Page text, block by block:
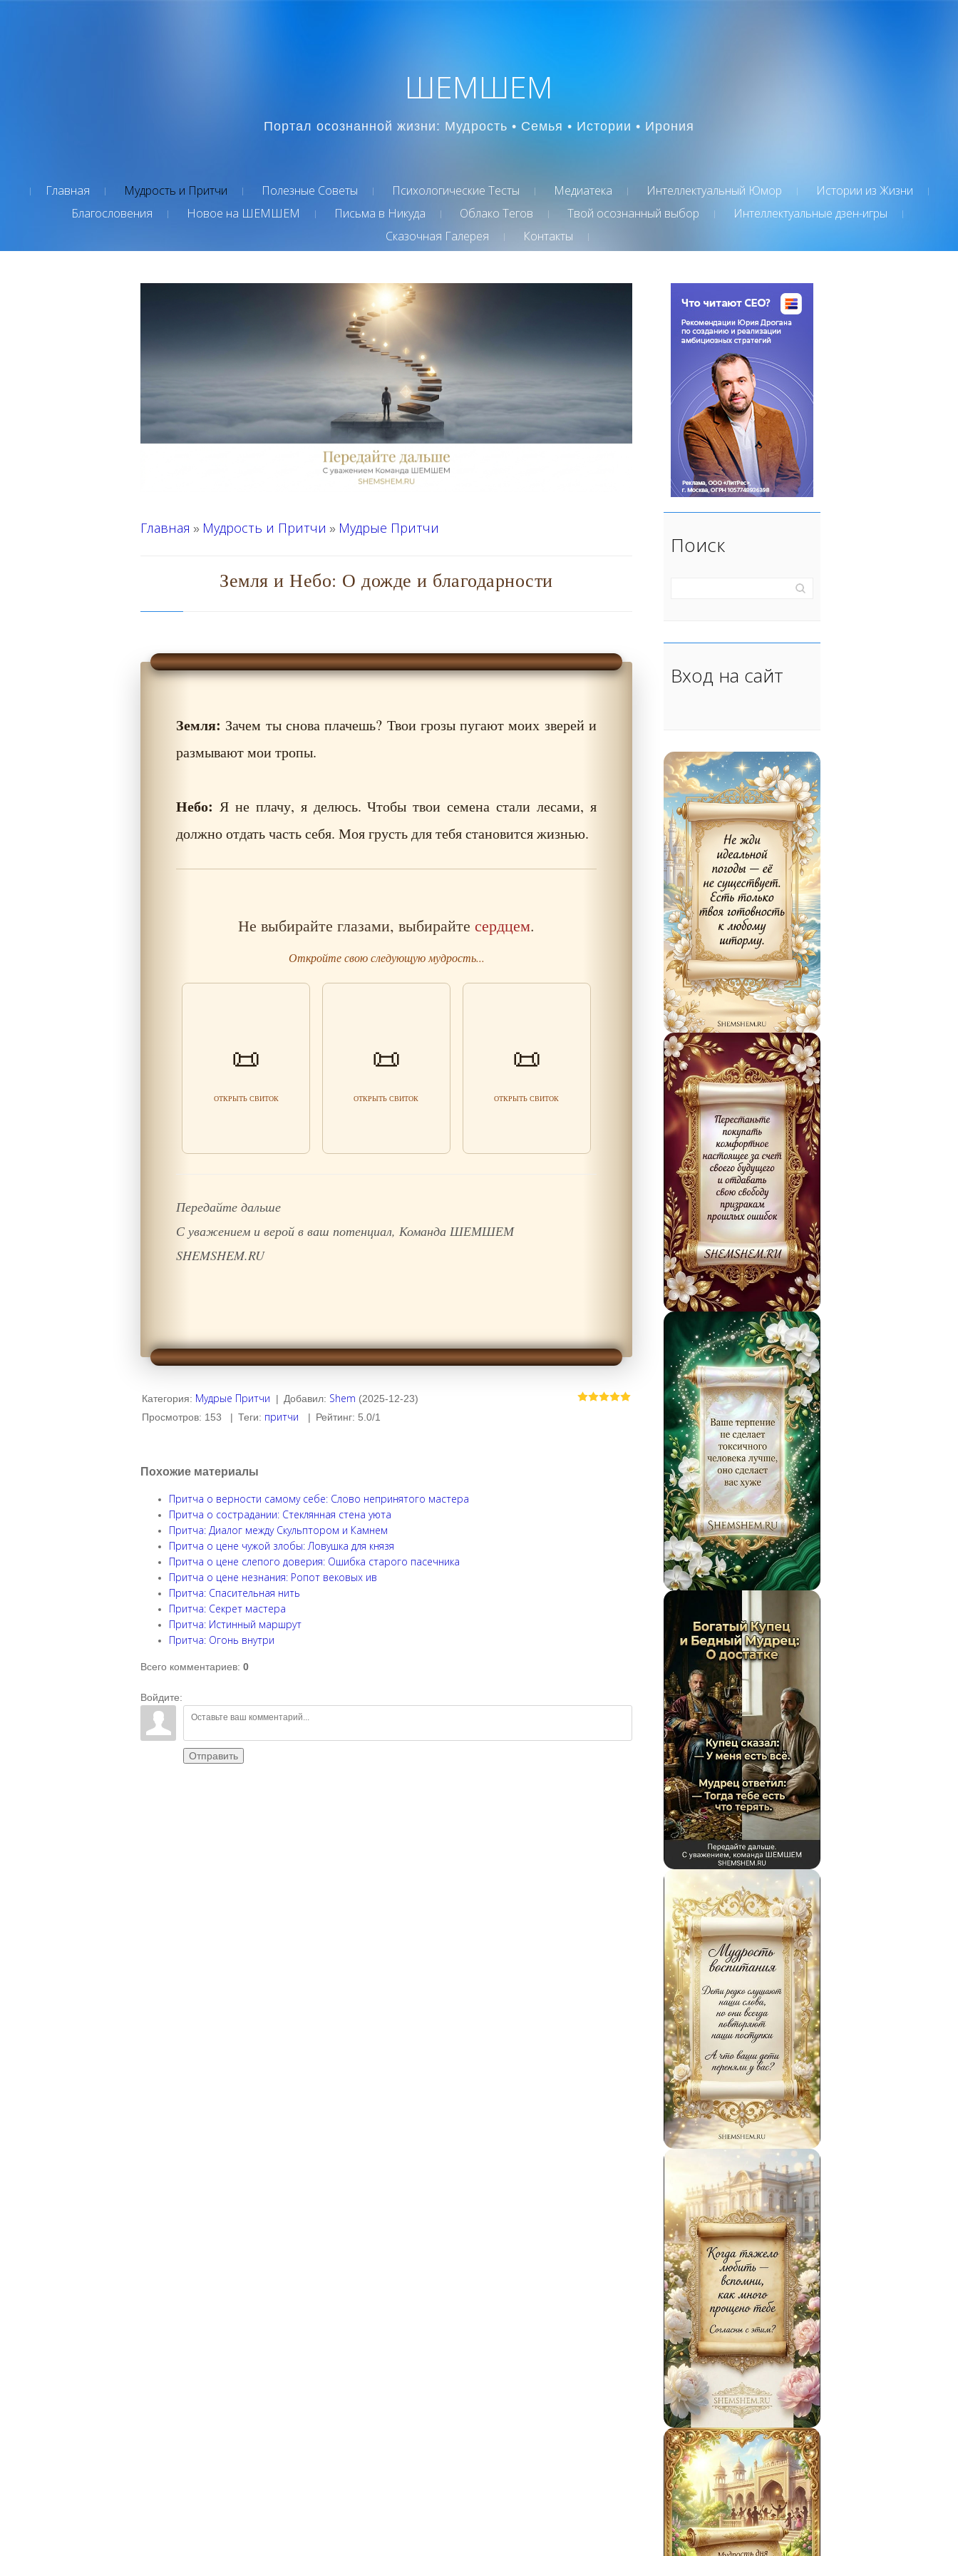
ШЕМШЕМ
Портал осознанной жизни: Мудрость • Семья • Истории • Ирония
Главная Мудрость и Притчи Полезные Советы Психологические Тесты Медиатека Интеллектуальный Юмор
Истории из Жизни
Благословения
Новое на ШЕМШЕМ Письма в Никуда Облако Тегов Твой осознанный выбор
Интеллектуальные дзен-игры
Сказочная Галерея
Контакты
Главная » Мудрость и Притчи » Мудрые Притчи
Земля и Небо: О дожде и благодарности
Земля: Зачем ты снова плачешь? Твои грозы пугают моих зверей и
размывают мои тропы.
Небо: Я не плачу, я делюсь. Чтобы твои семена стали лесами, я
должно отдать часть себя. Моя грусть для тебя становится жизнью.
Не выбирайте глазами, выбирайте сердцем.
Откройте свою следующую мудрость...
📜
ОТКРЫТЬ СВИТОК
богатством и будь
внимателен к обещаниям 📜
ОТКРЫТЬ СВИТОК
Огонь и Вода: О Паре 📜
ОТКРЫТЬ СВИТОК
Притча о двух дорогах
Передайте дальше
С уважением и верой в ваш потенциал, Команда ШЕМШЕМ
SHEMSHEM.RU
Категория: Мудрые Притчи | Добавил: Shem (2025-12-23)
Просмотров: 153 | Теги: притчи | Рейтинг: 5.0/1
Похожие материалы
Притча о верности самому себе: Слово непринятого мастера
Притча о сострадании: Стеклянная стена уюта
Притча: Диалог между Скульптором и Камнем
Притча о цене чужой злобы: Ловушка для князя
Притча о цене слепого доверия: Ошибка старого пасечника
Притча о цене незнания: Ропот вековых ив
Притча: Спасительная нить
Притча: Секрет мастера
Притча: Истинный маршрут
Притча: Огонь внутри
Всего комментариев: 0
Войдите:
Отправить
Поиск
Вход на сайт